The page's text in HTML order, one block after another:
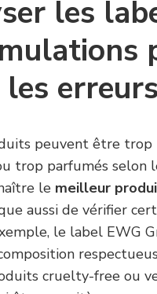
les
erreurs
peuvent être trop
trop parfumés selon
le meilleur
aussi de vérifier
le label EWG
cruelty-free ou